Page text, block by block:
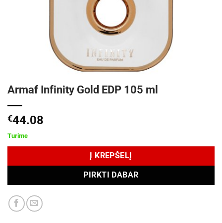
Armaf Infinity Gold EDP 105 ml
€44.08
Turime
Į KREPŠELĮ
PIRKTI DABAR